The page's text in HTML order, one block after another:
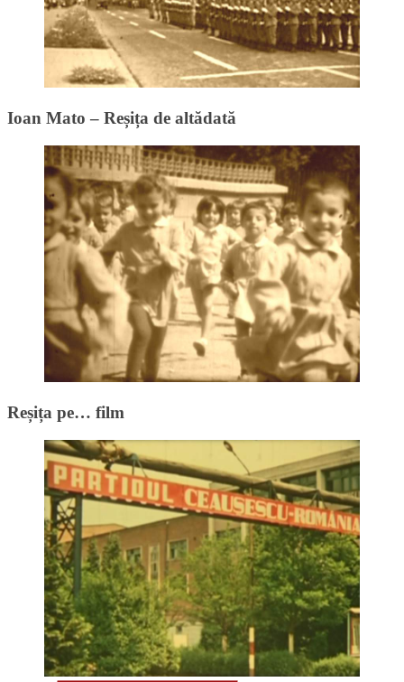
Ioan Mato – Reșița de altădată
Reșița pe… film